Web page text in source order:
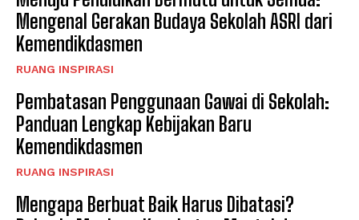
Mengenal Gerakan Budaya Sekolah ASRI dari
Kemendikdasmen
RUANG INSPIRASI
Pembatasan Penggunaan Gawai di Sekolah:
Panduan Lengkap Kebijakan Baru
Kemendikdasmen
RUANG INSPIRASI
Mengapa Berbuat Baik Harus Dibatasi?